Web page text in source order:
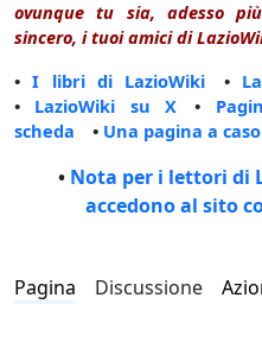
ovunque tu sia, adesso
sincero, i tuoi amici di
•I libri di LazioWiki •
• LazioWiki su X •
scheda • Una pagina a caso
• Nota per i lettori di
accedono al sito
Pagina Discussione